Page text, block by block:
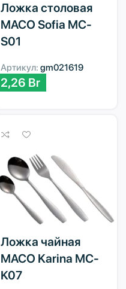
Ложка столовая
MACO Sofia MC-
S01
Артикул: gm021619
2,26 Br
Ложка чайная
MACO Karina MC-
K07